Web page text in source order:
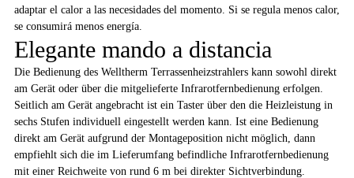
adaptar el calor a las necesidades del momento. Si se regula menos calor,
se consumirá menos energía.
Elegante mando a distancia
Die Bedienung des Welltherm Terrassenheizstrahlers kann sowohl direkt
am Gerät oder über die mitgelieferte Infrarotfernbedienung erfolgen.
Seitlich am Gerät angebracht ist ein Taster über den die Heizleistung in
sechs Stufen individuell eingestellt werden kann. Ist eine Bedienung
direkt am Gerät aufgrund der Montageposition nicht möglich, dann
empfiehlt sich die im Lieferumfang befindliche Infrarotfernbedienung
mit einer Reichweite von rund 6 m bei direkter Sichtverbindung.